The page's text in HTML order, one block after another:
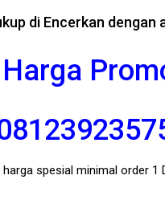
di Encerkan dengan
Harga
harga spesial minimal order 1